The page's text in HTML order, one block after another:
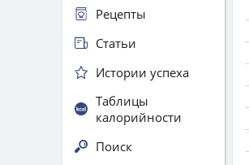
Рецепты
Статьи
Истории успеха
Таблицы
калорийности
Поиск